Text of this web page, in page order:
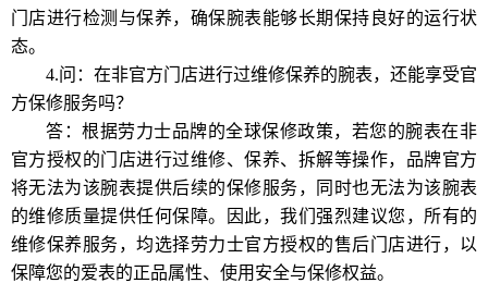
门店进行检测与保养，确保腕表能够长期保持良好的运行状
态。
4.问：在非官方门店进行过维修保养的腕表，还能享受官
方保修服务吗？
答：根据劳力士品牌的全球保修政策，若您的腕表在非
官方授权的门店进行过维修、保养、拆解等操作，品牌官方
将无法为该腕表提供后续的保修服务，同时也无法为该腕表
的维修质量提供任何保障。因此，我们强烈建议您，所有的
维修保养服务，均选择劳力士官方授权的售后门店进行，以
保障您的爱表的正品属性、使用安全与保修权益。